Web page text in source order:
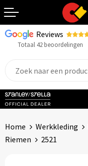
Reviews
Totaal 42 beoordelingen
Terug
Sportkleding
Home Werkkleding
Riemen
2521